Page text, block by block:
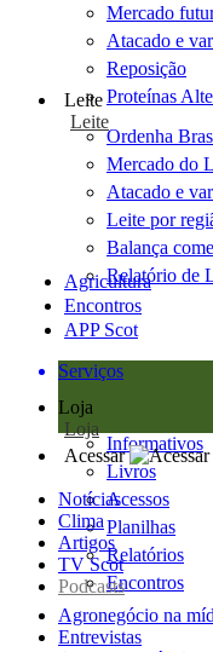
Mercado
Atacado e
Reposição
Proteínas
Leite
Leite
Ordenha
Mercado do
Atacado e
Leite por
Balança
Relatório de
Agricultura
Encontros
APP Scot
Serviços
Loja
Loja
Informativos
Livros
Acessos
Planilhas
Relatórios
Encontros
Acessar
Notícias
Clima
Artigos
TV Scot
Podcasts
Agronegócio na
Entrevistas